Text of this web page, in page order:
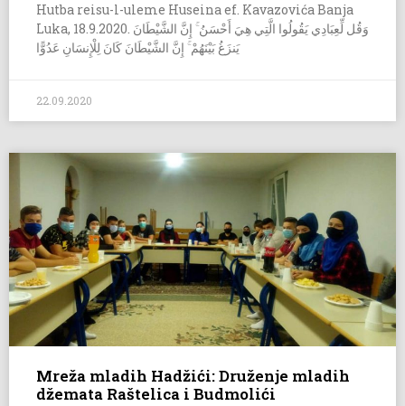
Hutba reisu-l-uleme Huseina ef. Kavazovića Banja
Luka, 18.9.2020. وَقُل لِّعِبَادِي يَقُولُوا الَّتِي هِيَ أَحْسَنُ ۚ إِنَّ الشَّيْطَانَ
يَنزَغُ بَيْنَهُمْ ۚ إِنَّ الشَّيْطَانَ كَانَ لِلْإِنسَانِ عَدُوًّا
22.09.2020
Mreža mladih Hadžići: Druženje mladih
džemata Raštelica i Budmolići